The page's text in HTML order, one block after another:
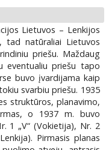
Lietuvos – Lenkijos
tad natūraliai Lietuvos
priešu. Maždaug
eventualiu priešu tapo
buvo įvardijama kaip
svarbiu priešu. 1935
struktūros, planavimo,
o 1937 m. buvo
1 „V“ (Vokietija), Nr. 2
Pirmasis planas